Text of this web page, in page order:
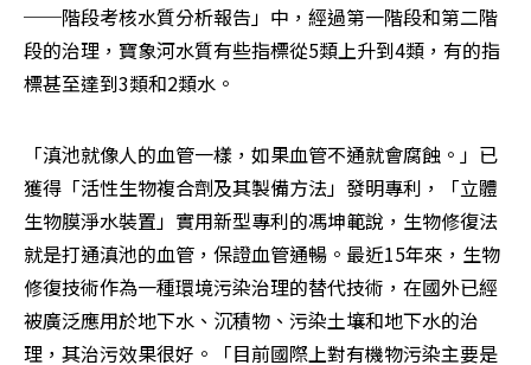
──階段考核水質分析報告」中，經過第一階段和第二階
段的治理，寶象河水質有些指標從5類上升到4類，有的指
標甚至達到3類和2類水。
「滇池就像人的血管一樣，如果血管不通就會腐蝕。」已
獲得「活性生物複合劑及其製備方法」發明專利，「立體
生物膜淨水裝置」實用新型專利的馮坤範說，生物修復法
就是打通滇池的血管，保證血管通暢。最近15年來，生物
修復技術作為一種環境污染治理的替代技術，在國外已經
被廣泛應用於地下水、沉積物、污染土壤和地下水的治
理，其治污效果很好。「目前國際上對有機物污染主要是